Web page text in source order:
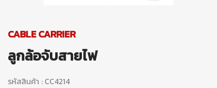
CABLE CARRIER
ลูกล้อจับสายไฟ
รหัสสินค้า : CC4214